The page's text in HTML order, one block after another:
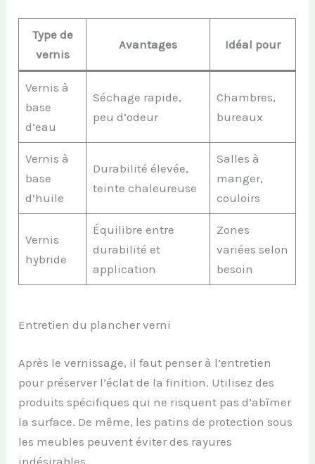
Type de
vernis
Avantages Idéal pour
Vernis à
base
d’eau
Séchage rapide,
peu d’odeur
Chambres,
bureaux
Vernis à
base
d’huile
Durabilité élevée,
teinte chaleureuse
Salles à
manger,
couloirs
Vernis
hybride
Équilibre entre
durabilité et
application
Zones
variées selon
besoin
Entretien du plancher verni
Après le vernissage, il faut penser à l’entretien
pour préserver l’éclat de la finition. Utilisez des
produits spécifiques qui ne risquent pas d’abîmer
la surface. De même, les patins de protection sous
les meubles peuvent éviter des rayures
indésirables.